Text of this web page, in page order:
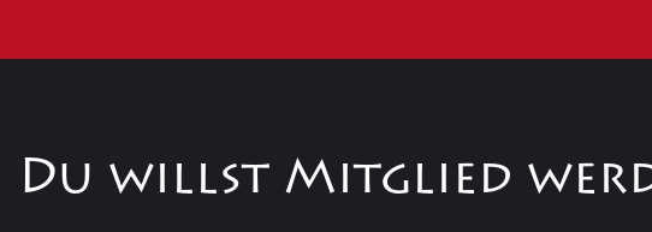
Du willst Mitglied